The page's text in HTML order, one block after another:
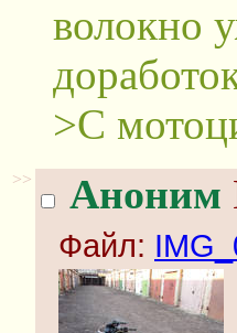
волокно
>С
>> Аноним
Файл: